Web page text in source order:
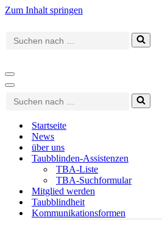
Zum Inhalt springen
Suchen
nach …
Navigationsmenü
Navigationsmenü
Suchen
nach …
Startseite
News
über uns
Taubblinden-Assistenzen
TBA-Liste
TBA-Suchformular
Mitglied werden
Taubblindheit
Kommunikationsformen